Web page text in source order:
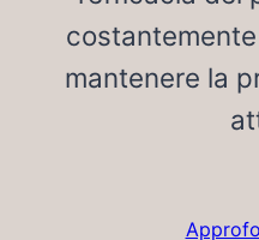
mantenere la